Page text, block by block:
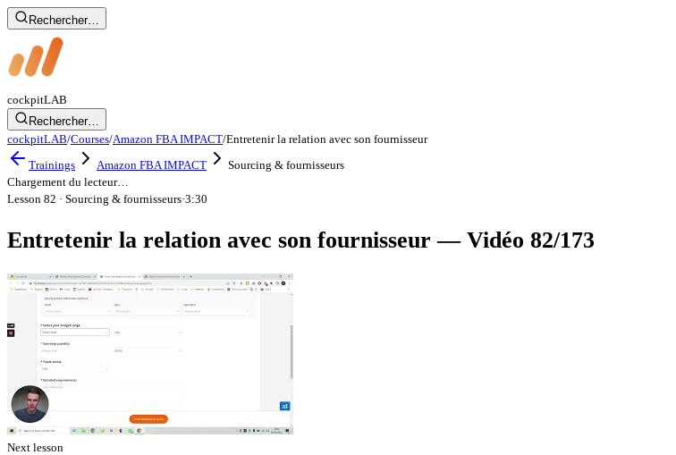
Rechercher…
cockpitLAB
Rechercher…
cockpitLAB/Courses/Amazon FBA IMPACT/Entretenir la relation avec son fournisseur
Trainings
Amazon FBA IMPACT
Sourcing & fournisseurs
Chargement du lecteur…
Lesson 82 · Sourcing & fournisseurs·3:30
Entretenir la relation avec son fournisseur — Vidéo 82/173
Next lesson